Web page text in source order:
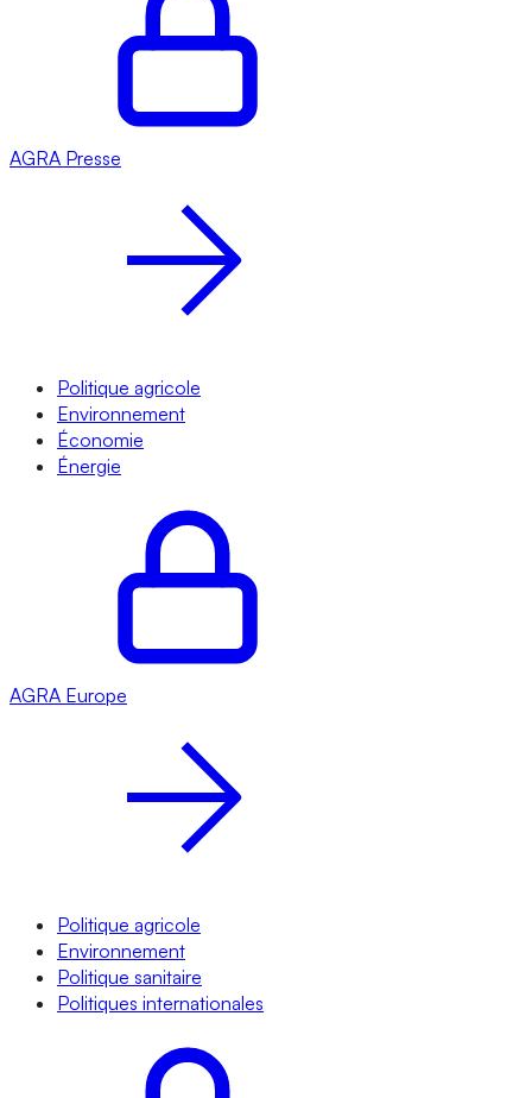
AGRA Presse
Politique agricole
Environnement
Économie
Énergie
AGRA Europe
Politique agricole
Environnement
Politique sanitaire
Politiques internationales